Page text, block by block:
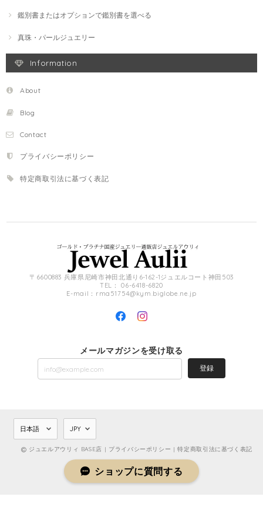
鑑別書またはオプションで鑑別書を選べる
真珠・パールジュエリー
Information
About
Blog
Contact
プライバシーポリシー
特定商取引法に基づく表記
〒6600883 兵庫県尼崎市神田北通り6-162-1ジュエルコート神田503
TEL： 06-6418-6820
E-mail： rma51754@kym.biglobe.ne.jp
メールマガジンを受け取る
登録
ジュエルアウリィ BASE店 | プライバシーポリシー |特定商取引法に基づく表記
ショップに質問する